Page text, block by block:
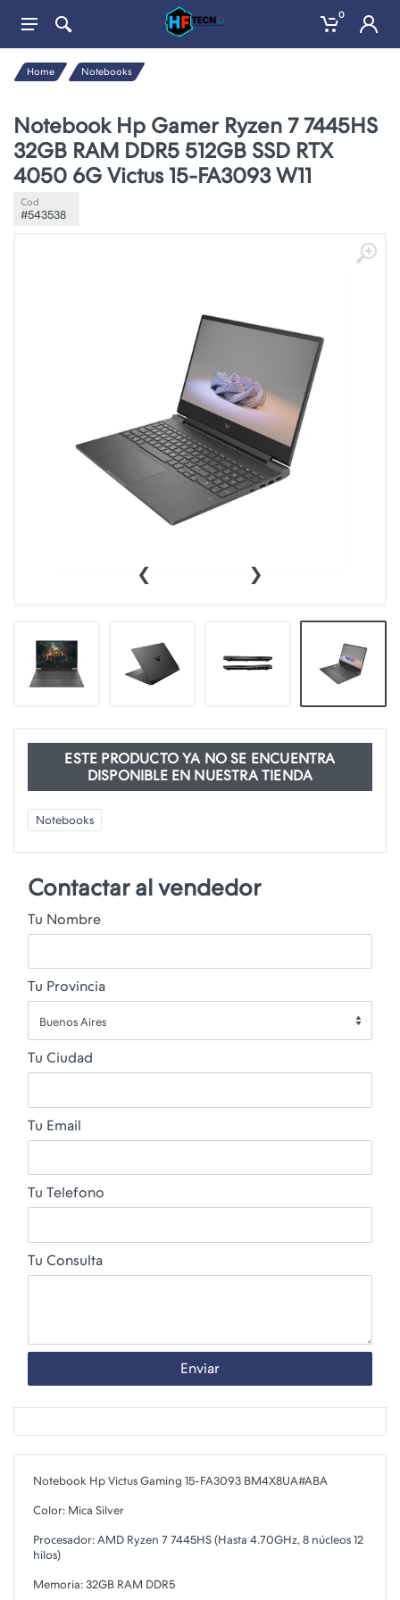
0
Home Notebooks
Notebook Hp Gamer Ryzen 7 7445HS
32GB RAM DDR5 512GB SSD RTX
4050 6G Victus 15-FA3093 W11
Cod
#543538
‹ ›
ESTE PRODUCTO YA NO SE ENCUENTRA
DISPONIBLE EN NUESTRA TIENDA
Notebooks
Contactar al vendedor
Tu Nombre
Tu Provincia
Buenos Aires
Tu Ciudad
Tu Email
Tu Telefono
Tu Consulta
Enviar
Notebook Hp Victus Gaming 15-FA3093 BM4X8UA#ABA
Color: Mica Silver
Procesador: AMD Ryzen 7 7445HS (Hasta 4.70GHz, 8 núcleos 12
hilos)
Memoria: 32GB RAM DDR5